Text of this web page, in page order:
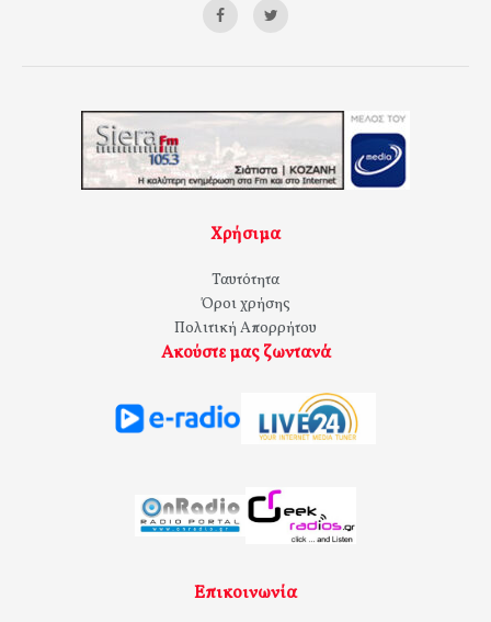
Χρήσιμα
Ταυτότητα
Όροι χρήσης
Πολιτική Απορρήτου
Ακούστε μας ζωντανά
Επικοινωνία